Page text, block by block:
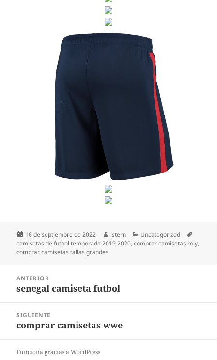
Publicado
el
16 de septiembre de 2022 Autor
istern Categorías
Uncategorized
camisetas de futbol temporada 2019 2020,comprar camisetas roly,
comprar camisetas tallas grandes
entradas
ANTERIOR
Entrada
senegal camiseta futbol
SIGUIENTE
Entrada
comprar camisetas wwe
Funciona gracias a WordPress